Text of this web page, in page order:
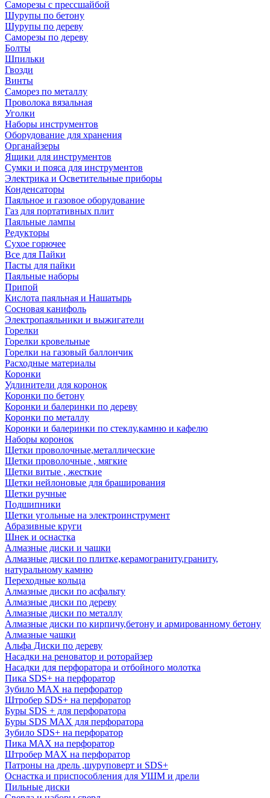
Саморезы с прессшайбой
Шурупы по бетону
Шурупы по дереву
Саморезы по дереву
Болты
Шпильки
Гвозди
Винты
Саморез по металлу
Проволока вязальная
Уголки
Наборы инструментов
Оборудование для хранения
Органайзеры
Ящики для инструментов
Сумки и пояса для инструментов
Электрика и Осветительные приборы
Конденсаторы
Паяльное и газовое оборудование
Газ для портативных плит
Паяльные лампы
Редукторы
Сухое горючее
Все для Пайки
Пасты для пайки
Паяльные наборы
Припой
Кислота паяльная и Нашатырь
Сосновая канифоль
Электропаяльники и выжигатели
Горелки
Горелки кровельные
Горелки на газовый баллончик
Расходные материалы
Коронки
Удлинители для коронок
Коронки по бетону
Коронки и балеринки по дереву
Коронки по металлу
Коронки и балеринки по стеклу,камню и кафелю
Наборы коронок
Щетки проволочные,металлические
Щетки проволочные , мягкие
Щетки витые , жесткие
Щетки нейлоновые для браширования
Щетки ручные
Подшипники
Щетки угольные на электроинструмент
Абразивные круги
Шнек и оснастка
Алмазные диски и чашки
Алмазные диски по плитке,керамограниту,граниту,
натуральному камню
Переходные кольца
Алмазные диски по асфальту
Алмазные диски по дереву
Алмазные диски по металлу
Алмазные диски по кирпичу,бетону и армированному бетону
Алмазные чашки
Альфа Диски по дереву
Насадки на реноватор и роторайзер
Насадки для перфоратора и отбойного молотка
Пика SDS+ на перфоратор
Зубило MAX на перфоратор
Штробер SDS+ на перфоратор
Буры SDS + для перфоратора
Буры SDS MAX для перфоратора
Зубило SDS+ на перфоратор
Пика MAX на перфоратор
Штробер MAX на перфоратор
Патроны на дрель ,шуруповерт и SDS+
Оснастка и приспособления для УШМ и дрели
Пильные диски